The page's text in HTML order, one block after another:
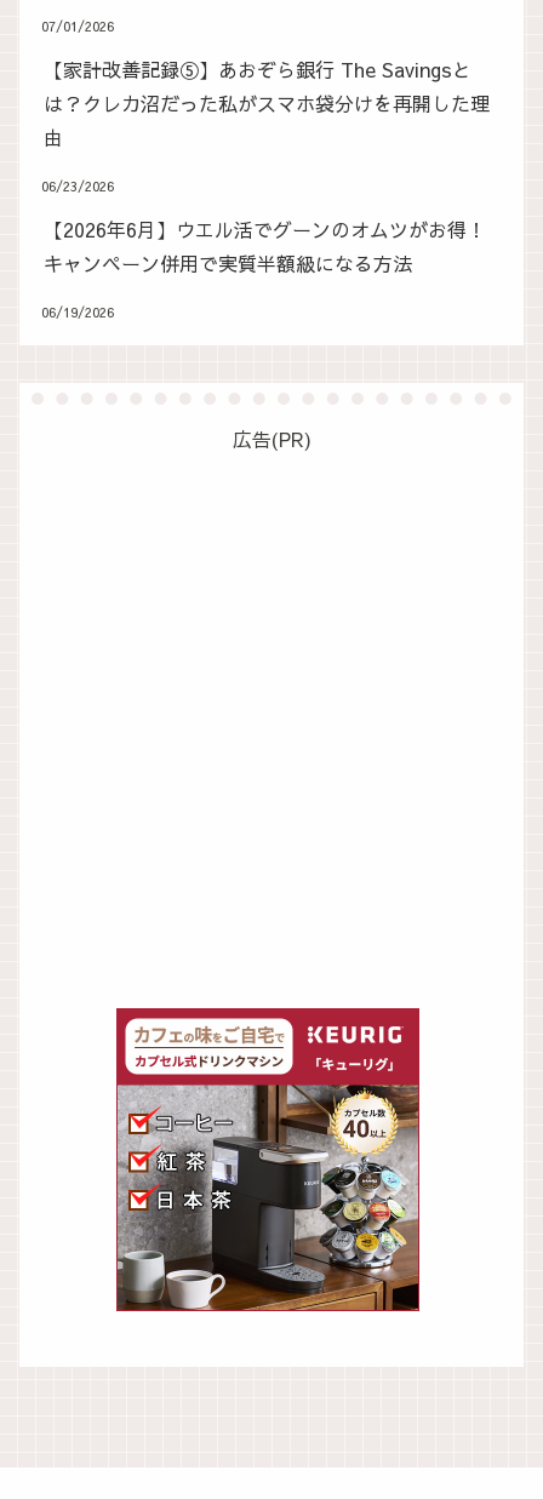
07/01/2026
【家計改善記録⑤】あおぞら銀行 The Savingsと
は？クレカ沼だった私がスマホ袋分けを再開した理
由
06/23/2026
【2026年6月】ウエル活でグーンのオムツがお得！
キャンペーン併用で実質半額級になる方法
06/19/2026
広告(PR)